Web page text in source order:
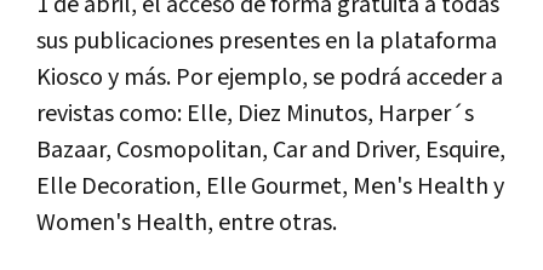
sus publicaciones presentes en la plataforma
Kiosco y más. Por ejemplo, se podrá acceder a
revistas como: Elle, Diez Minutos, Harper´s
Bazaar, Cosmopolitan, Car and Driver, Esquire,
Elle Decoration, Elle Gourmet, Men's Health y
Women's Health, entre otras.